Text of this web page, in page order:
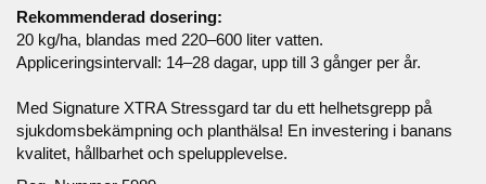
Rekommenderad dosering:
20 kg/ha, blandas med 220–600 liter vatten.
Appliceringsintervall: 14–28 dagar, upp till 3 gånger per år.
Med Signature XTRA Stressgard tar du ett helhetsgrepp på
sjukdomsbekämpning och planthälsa! En investering i banans
kvalitet, hållbarhet och spelupplevelse.